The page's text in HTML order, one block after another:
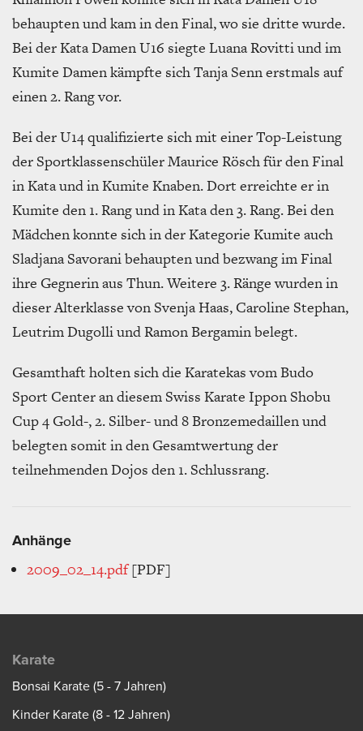
behaupten und kam in den Final, wo sie dritte wurde.
Bei der Kata Damen U16 siegte Luana Rovitti und im
Kumite Damen kämpfte sich Tanja Senn erstmals auf
einen 2. Rang vor.
Bei der U14 qualifizierte sich mit einer Top-Leistung
der Sportklassenschüler Maurice Rösch für den Final
in Kata und in Kumite Knaben. Dort erreichte er in
Kumite den 1. Rang und in Kata den 3. Rang. Bei den
Mädchen konnte sich in der Kategorie Kumite auch
Sladjana Savorani behaupten und bezwang im Final
ihre Gegnerin aus Thun. Weitere 3. Ränge wurden in
dieser Alterklasse von Svenja Haas, Caroline Stephan,
Leutrim Dugolli und Ramon Bergamin belegt.
Gesamthaft holten sich die Karatekas vom Budo
Sport Center an diesem Swiss Karate Ippon Shobu
Cup 4 Gold-, 2. Silber- und 8 Bronzemedaillen und
belegten somit in den Gesamtwertung der
teilnehmenden Dojos den 1. Schlussrang.
Anhänge
2009_02_14.pdf[PDF]
Karate
Bonsai Karate (5 - 7 Jahren)
Kinder Karate (8 - 12 Jahren)